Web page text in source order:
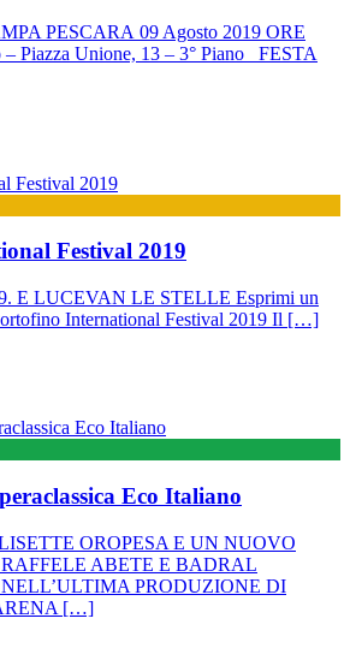
PESCARA 09 Agosto 2019 ORE
– Piazza Unione, 13 – 3° Piano FESTA
Festival 2019
E LUCEVAN LE STELLE Esprimi un
International Festival 2019 Il […]
Eco Italiano
OROPESA E UN NUOVO
ABETE E BADRAL
PRODUZIONE DI
[…]